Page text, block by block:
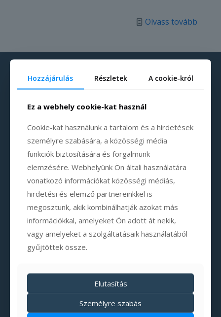
Olvass tovább
Hozzájárulás Részletek A cookie-król
Ez a webhely cookie-kat használ
Cookie-kat használunk a tartalom és a hirdetések
személyre szabására, a közösségi média
funkciók biztosítására és forgalmunk
elemzésére. Webhelyünk Ön általi használatára
vonatkozó információkat közösségi médiás,
hirdetési és elemző partnereinkkel is
megosztunk, akik kombinálhatják azokat más
információkkal, amelyeket Ön adott át nekik,
vagy amelyeket a szolgáltatásaik használatából
gyűjtöttek össze.
Elutasítás
Személyre szabás